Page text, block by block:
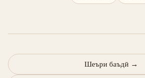
Шеъри баъдӣ →